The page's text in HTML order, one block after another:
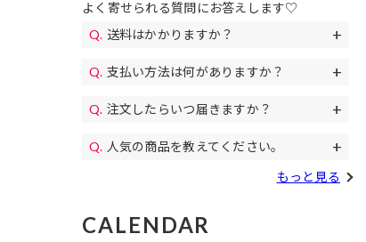
シチュエーションやニーズによってドレスが選
べます。
お得なクーポンも配布!下着やアクセサリー、
土日祝日も午後遅くまで当日発送しており
すぐにお届けします。
よく寄せられる質問にお答えします♡
送料はかかりますか？
11,000円(税込)以上のご注文で送料無料
になります。毎月イベントで送料無料の
日もあります。
支払い方法は何がありますか？
ャリア決済、RPay(楽天Pay)、NP後払
い、Paidyがご利用いただけます。
注文したらいつ届きますか？
祝日は15時までのご注文を原則として当
日発送いたします。地域ごとにお届け迄
い。
人気の商品を教えてください。
デイジーストアで人気の商品はこちらの
もっと見る
CALENDAR